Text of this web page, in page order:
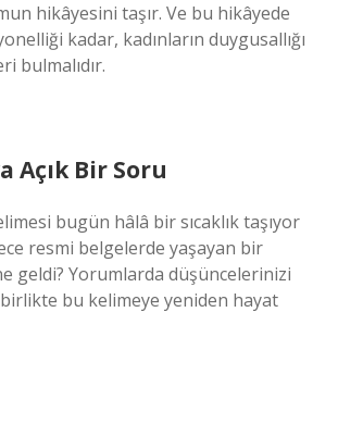
hikâyesini taşır. Ve bu hikâyede
kadar, kadınların duygusallığı
bulmalıdır.
Açık Bir Soru
bugün hâlâ bir sıcaklık taşıyor
resmi belgelerde yaşayan bir
geldi? Yorumlarda düşüncelerinizi
birlikte bu kelimeye yeniden hayat